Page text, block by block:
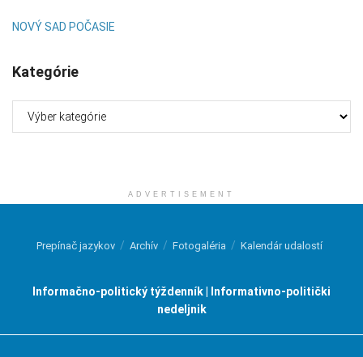
NOVÝ SAD POČASIE
Kategórie
ADVERTISEMENT
Prepínač jazykov Archív Fotogaléria Kalendár udalostí
Informačno-politický týždenník | Informativno-politički
nedeljnik